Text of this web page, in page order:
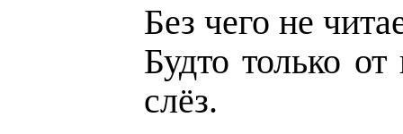
Без чего не
Будто только
слёз.